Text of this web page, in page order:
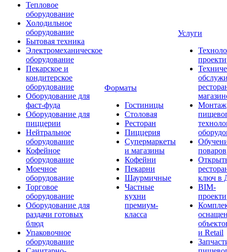
Тепловое
оборудование
Холодильное
оборудование
Бытовая техника
Электромеханическое
оборудование
Пекарское и
кондитерское
оборудование
Оборудование для
фаст-фуда
Оборудование для
пиццерии
Нейтральное
оборудование
Кофейное
оборудование
Моечное
оборудование
Торговое
оборудование
Оборудование для
раздачи готовых
блюд
Упаковочное
оборудование
Форматы
Гостиницы
Столовая
Ресторан
Пиццерия
Супермаркеты
и магазины
Кофейни
Пекарни
Шаурмичные
Частные
кухни
премиум-
класса
Услуги
Монтаж
поваров
ключ в
BIM-
и Retail